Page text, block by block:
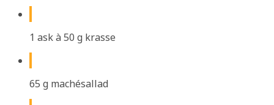
1 ask à 50 g krasse
65 g machésallad